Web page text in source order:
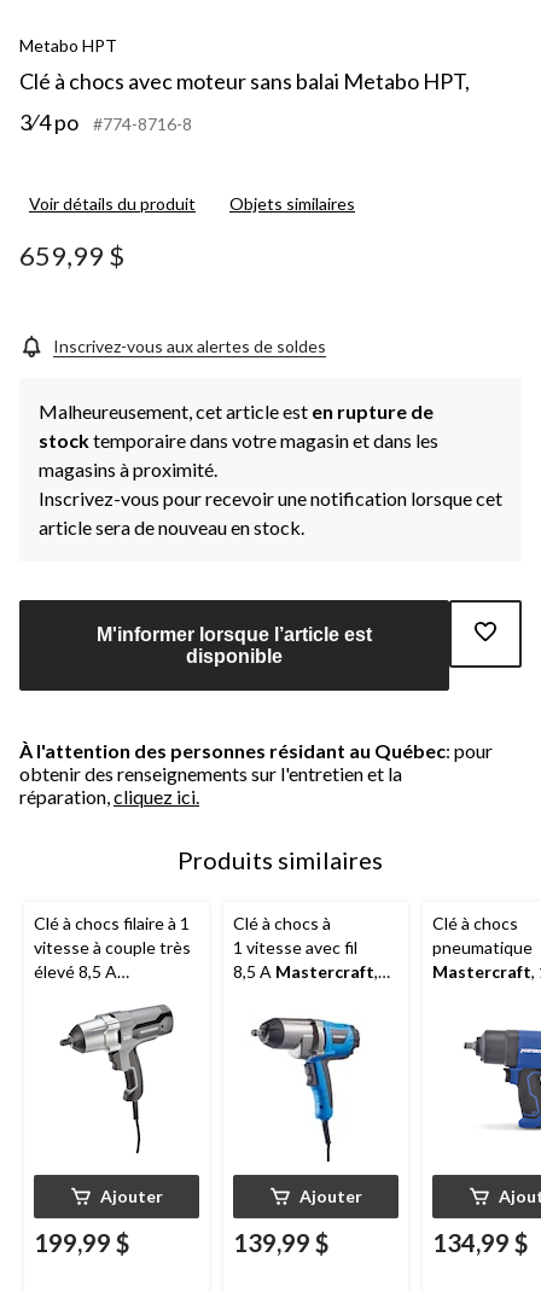
Metabo HPT
Clé à chocs avec moteur sans balai Metabo HPT,
3⁄4 po
#774-8716-8
Voir détails du produit Objets similaires
659,99 $
Inscrivez-vous aux alertes de soldes
Malheureusement, cet article est en rupture de
stocktemporaire dans votre magasin et dans les
magasins à proximité.
Inscrivez-vous pour recevoir une notification lorsque cet
article sera de nouveau en stock.
M'informer lorsque l’article est
disponible
À l'attention des personnes résidant au Québec: pour
obtenir des renseignements sur l'entretien et la
réparation, cliquez ici.
Produits similaires
Clé à chocs filaire à 1
vitesse à couple très
élevé 8,5 A
lampe de travail à
DEL, 1/2 po
Ajouter
199,99 $
Clé à chocs à
1 vitesse avec fil
8,5 A Mastercraft,
boîtier d'engrenages
en métal, 1/2 po
Ajouter
139,99 $
Clé à chocs
pneumatique
Mastercraft,
134,99 $